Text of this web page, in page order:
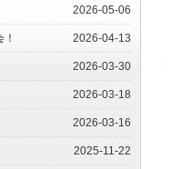
2026-05-06
2026-04-13
2026-03-30
2026-03-18
2026-03-16
2025-11-22